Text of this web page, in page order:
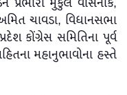
ચાવડા, વિધાનસભા
કોંગ્રેસ સમિતિના પૂર્વ
મહાનુભાવોના હસ્તે